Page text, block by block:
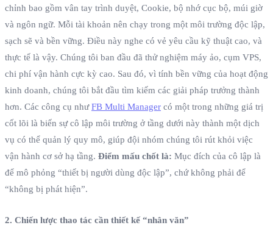
chỉnh bao gồm vân tay trình duyệt, Cookie, bộ nhớ cục bộ, múi giờ
và ngôn ngữ. Mỗi tài khoản nên chạy trong một môi trường độc lập,
sạch sẽ và bền vững. Điều này nghe có vẻ yêu cầu kỹ thuật cao, và
thực tế là vậy. Chúng tôi ban đầu đã thử nghiệm máy ảo, cụm VPS,
chi phí vận hành cực kỳ cao. Sau đó, vì tính bền vững của hoạt động
kinh doanh, chúng tôi bắt đầu tìm kiếm các giải pháp trưởng thành
hơn. Các công cụ nhưFB Multi Manager có một trong những giá trị
cốt lõi là biến sự cô lập môi trường ở tầng dưới này thành một dịch
vụ có thể quản lý quy mô, giúp đội nhóm chúng tôi rút khỏi việc
vận hành cơ sở hạ tầng. Điểm mấu chốt là: Mục đích của cô lập là
để mô phỏng “thiết bị người dùng độc lập”, chứ không phải để
“không bị phát hiện”.
2. Chiến lược thao tác cần thiết kế “nhân văn”